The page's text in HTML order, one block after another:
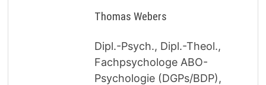
Thomas Webers
Dipl.-Psych., Dipl.-Theol.,
Fachpsychologe ABO-
Psychologie (DGPs/BDP),